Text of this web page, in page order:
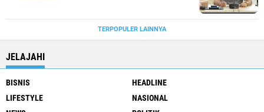
TERPOPULER LAINNYA
JELAJAHI
BISNIS
HEADLINE
LIFESTYLE
NASIONAL